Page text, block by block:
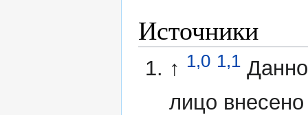
Источники
↑ 1,0 1,1
лицо